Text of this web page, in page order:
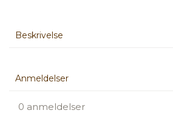
Beskrivelse
Anmeldelser
0 anmeldelser